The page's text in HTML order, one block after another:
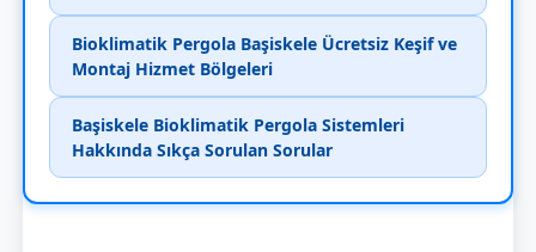
Bioklimatik Pergola Başiskele Ücretsiz Keşif ve
Montaj Hizmet Bölgeleri
Başiskele Bioklimatik Pergola Sistemleri
Hakkında Sıkça Sorulan Sorular